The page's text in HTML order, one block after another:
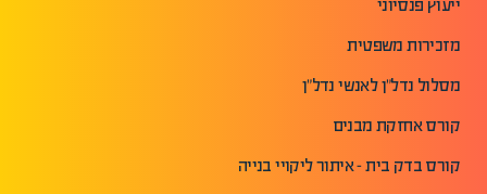
ייעוץ פנסיוני
מזכירות משפטית
מסלול נדל"ן לאנשי נדל"ן
קורס אחזקת מבנים
קורס בדק בית - איתור ליקויי בנייה